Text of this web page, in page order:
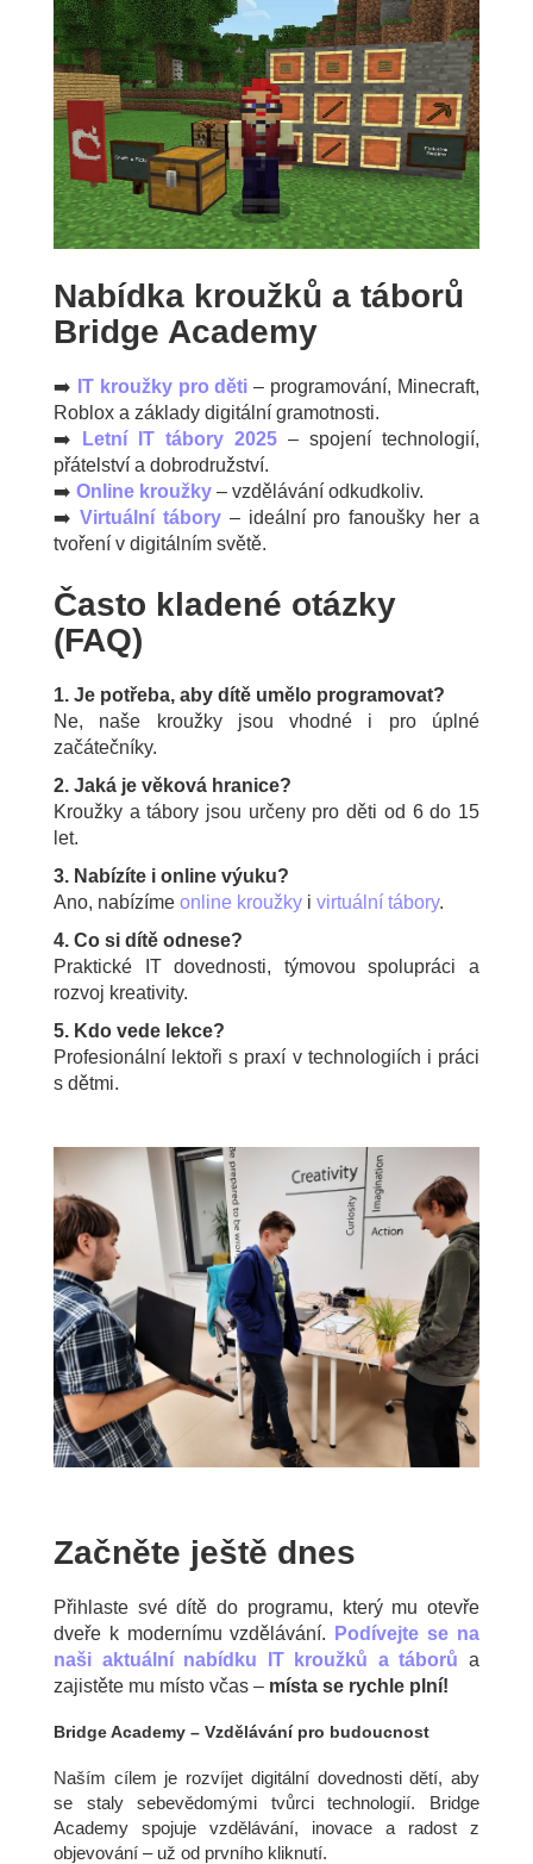
Nabídka kroužků a táborů
Bridge Academy
➡️ IT kroužky pro děti – programování, Minecraft,
Roblox a základy digitální gramotnosti.
➡️
Letní IT tábory 2025 – spojení technologií,
přátelství a dobrodružství.
➡️ Online kroužky – vzdělávání odkudkoliv.
➡️ Virtuální tábory– ideální pro fanoušky her a
tvoření v digitálním světě.
Často kladené otázky
(FAQ)
1. Je potřeba, aby dítě umělo programovat?
Ne, naše kroužky jsou vhodné i pro úplné
začátečníky.
2. Jaká je věková hranice?
Kroužky a tábory jsou určeny pro děti od 6 do 15
let.
3. Nabízíte i online výuku?
Ano, nabízíme online kroužky i virtuální tábory.
4. Co si dítě odnese?
Praktické IT dovednosti, týmovou spolupráci a
rozvoj kreativity.
5. Kdo vede lekce?
Profesionální lektoři s praxí v technologiích i práci
s dětmi.
Začněte ještě dnes
Přihlaste své dítě do programu, který mu otevře
dveře k modernímu vzdělávání.
Podívejte se na
naši aktuální nabídku IT kroužků a táborů a
zajistěte mu místo včas – místa se rychle plní!
Bridge Academy – Vzdělávání pro budoucnost
Naším cílem je rozvíjet digitální dovednosti dětí, aby
se staly sebevědomými tvůrci technologií. Bridge
Academy spojuje vzdělávání, inovace a radost z
objevování – už od prvního kliknutí.